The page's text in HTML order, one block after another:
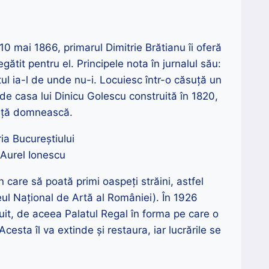
mai 1866, primarul Dimitrie Brătianu îi oferă
pentru el. Principele nota în jurnalul său:
ia-l de unde nu-i. Locuiesc într-o căsuță un
casa lui Dinicu Golescu construită în 1820,
domnească.
Ionescu
care să poată primi oaspeți străini, astfel
Național de Artă al României). În 1926
de aceea Palatul Regal în forma pe care o
îl va extinde și restaura, iar lucrările se